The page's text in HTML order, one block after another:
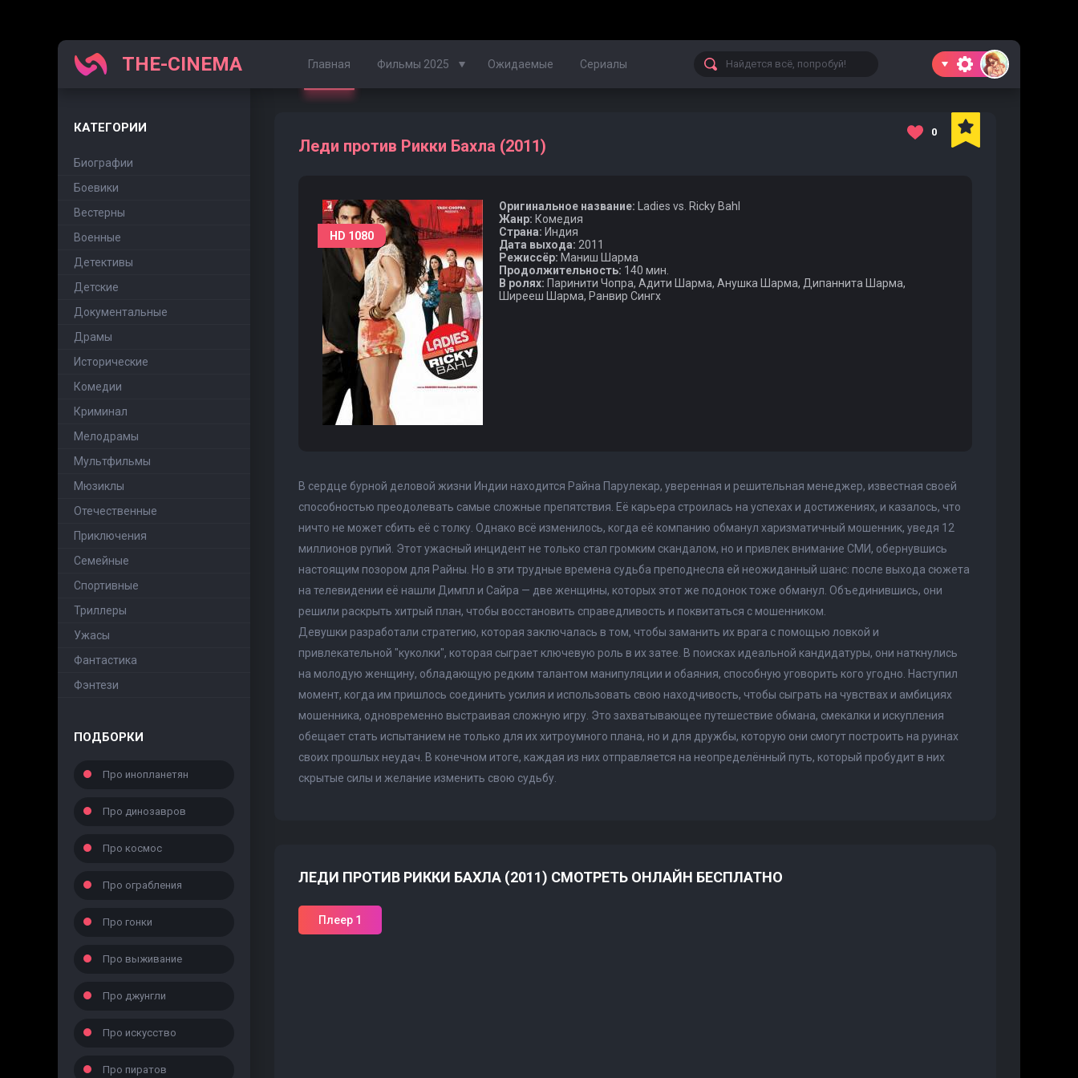
THE-CINEMA Главная Фильмы 2025
Фильмы 2024
Фильмы 2022
Фильмы 2021
Фильмы 2020
Ожидаемые Сериалы
КАТЕГОРИИ
Биографии
Боевики
Вестерны
Военные
Детективы
Детские
Документальные
Драмы
Исторические
Комедии
Криминал
Мелодрамы
Мультфильмы
Мюзиклы
Отечественные
Приключения
Семейные
Cпортивные
Триллеры
Ужасы
Фантастика
Фэнтези
ПОДБОРКИ
Про инопланетян
Про динозавров
Про космос
Про ограбления
Про гонки
Про выживание
Про джунгли
Про искусство
Про пиратов
Леди против Рикки Бахла (2011)
0
HD 1080
Оригинальное название: Ladies vs. Ricky Bahl
Жанр: Комедия
Страна: Индия
Дата выхода: 2011
Режиссёр: Маниш Шарма
Продолжительность: 140 мин.
В ролях: Паринити Чопра, Адити Шарма, Анушка Шарма, Дипаннита Шарма,
Ширееш Шарма, Ранвир Сингх
В сердце бурной деловой жизни Индии находится Райна Парулекар, уверенная и решительная менеджер, известная своей
способностью преодолевать самые сложные препятствия. Её карьера строилась на успехах и достижениях, и казалось, что
ничто не может сбить её с толку. Однако всё изменилось, когда её компанию обманул харизматичный мошенник, уведя 12
миллионов рупий. Этот ужасный инцидент не только стал громким скандалом, но и привлек внимание СМИ, обернувшись
настоящим позором для Райны. Но в эти трудные времена судьба преподнесла ей неожиданный шанс: после выхода сюжета
на телевидении её нашли Димпл и Сайра — две женщины, которых этот же подонок тоже обманул. Объединившись, они
решили раскрыть хитрый план, чтобы восстановить справедливость и поквитаться с мошенником.
Девушки разработали стратегию, которая заключалась в том, чтобы заманить их врага с помощью ловкой и
привлекательной "куколки", которая сыграет ключевую роль в их затее. В поисках идеальной кандидатуры, они наткнулись
на молодую женщину, обладающую редким талантом манипуляции и обаяния, способную уговорить кого угодно. Наступил
момент, когда им пришлось соединить усилия и использовать свою находчивость, чтобы сыграть на чувствах и амбициях
мошенника, одновременно выстраивая сложную игру. Это захватывающее путешествие обмана, смекалки и искупления
обещает стать испытанием не только для их хитроумного плана, но и для дружбы, которую они смогут построить на руинах
своих прошлых неудач. В конечном итоге, каждая из них отправляется на неопределённый путь, который пробудит в них
скрытые силы и желание изменить свою судьбу.
ЛЕДИ ПРОТИВ РИККИ БАХЛА (2011) СМОТРЕТЬ ОНЛАЙН БЕСПЛАТНО
Плеер 1